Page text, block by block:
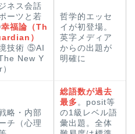
ネス会話
ーツと若
幸福論（Th
）
技術 ⑤AI
New Y
哲学的エッセ
イが初登場。
英字メディア
からの出題が
明確に
略・内部
チ（心理
総語数が過去
最多。posit等
の1級レベル語
彙出題。全体